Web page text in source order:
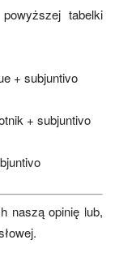
tabelki
+ subjuntivo
+ subjuntivo
naszą opinię lub,